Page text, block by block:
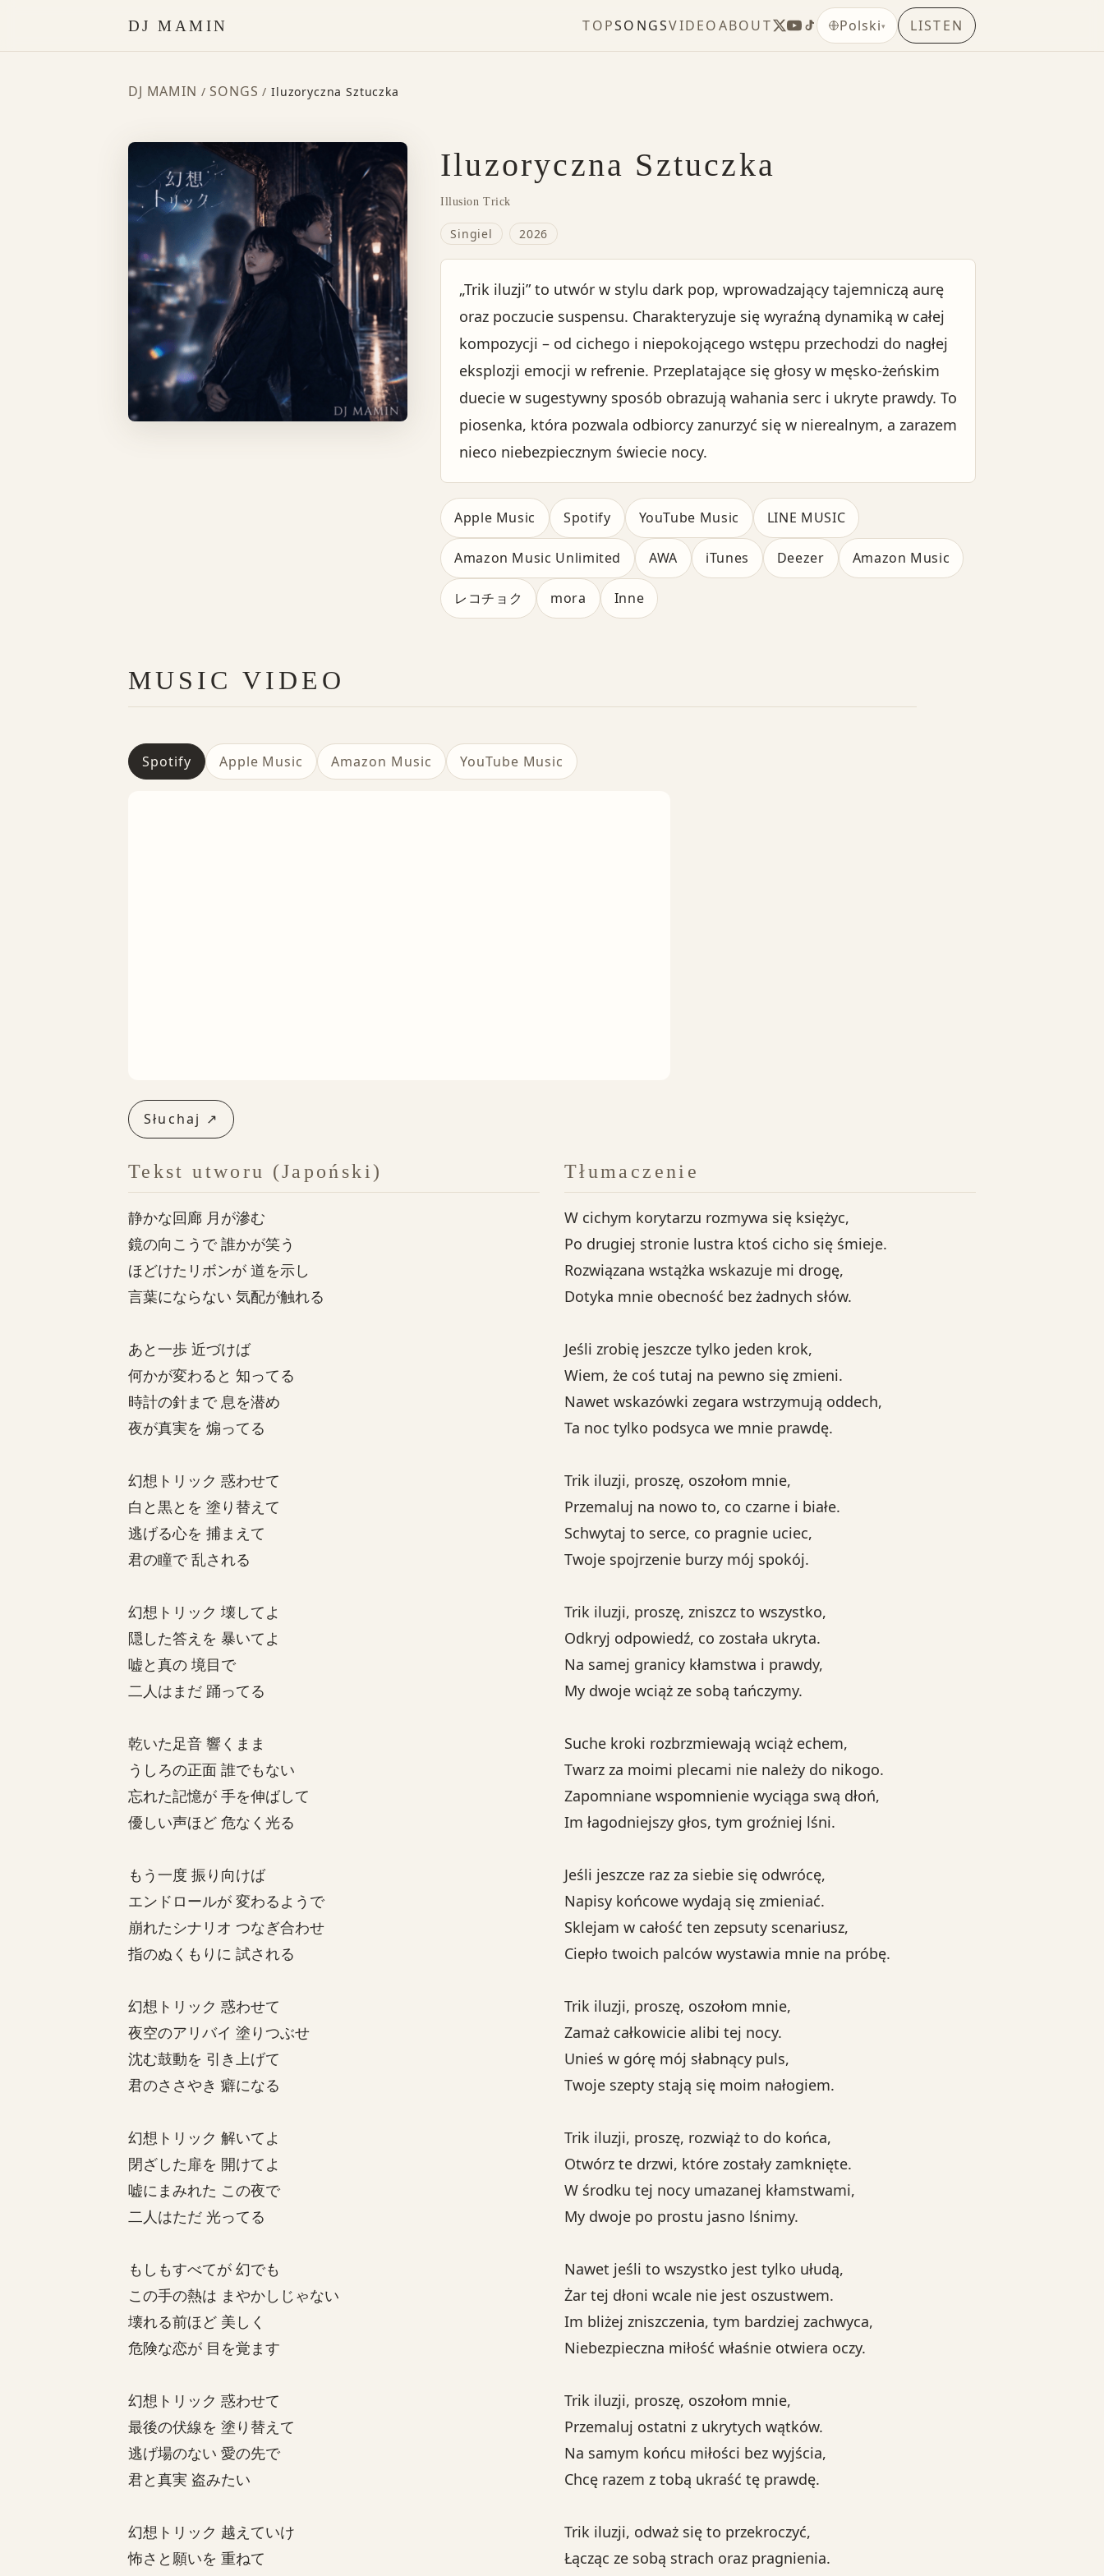
DJ MAMIN TOPSONGSVIDEOABOUT Polski▾ LISTEN
DJ MAMIN /SONGS / Iluzoryczna Sztuczka
Iluzoryczna Sztuczka
Illusion Trick
Singiel 2026
„Trik iluzji” to utwór w stylu dark pop, wprowadzający tajemniczą aurę
oraz poczucie suspensu. Charakteryzuje się wyraźną dynamiką w całej
kompozycji – od cichego i niepokojącego wstępu przechodzi do nagłej
eksplozji emocji w refrenie. Przeplatające się głosy w męsko-żeńskim
duecie w sugestywny sposób obrazują wahania serc i ukryte prawdy. To
piosenka, która pozwala odbiorcy zanurzyć się w nierealnym, a zarazem
nieco niebezpiecznym świecie nocy.
Apple Music Spotify YouTube Music LINE MUSIC
Amazon Music Unlimited AWA iTunes Deezer Amazon Music
レコチョク mora Inne
MUSIC VIDEO
Spotify Apple Music Amazon Music YouTube Music
Słuchaj ↗
Tekst utworu (Japoński)
静かな回廊 月が滲む
鏡の向こうで 誰かが笑う
ほどけたリボンが 道を示し
言葉にならない 気配が触れる
あと一歩 近づけば
何かが変わると 知ってる
時計の針まで 息を潜め
夜が真実を 煽ってる
幻想トリック 惑わせて
白と黒とを 塗り替えて
逃げる心を 捕まえて
君の瞳で 乱される
幻想トリック 壊してよ
隠した答えを 暴いてよ
嘘と真の 境目で
二人はまだ 踊ってる
乾いた足音 響くまま
うしろの正面 誰でもない
忘れた記憶が 手を伸ばして
優しい声ほど 危なく光る
もう一度 振り向けば
エンドロールが 変わるようで
崩れたシナリオ つなぎ合わせ
指のぬくもりに 試される
幻想トリック 惑わせて
夜空のアリバイ 塗りつぶせ
沈む鼓動を 引き上げて
君のささやき 癖になる
幻想トリック 解いてよ
閉ざした扉を 開けてよ
嘘にまみれた この夜で
二人はただ 光ってる
もしもすべてが 幻でも
この手の熱は まやかしじゃない
壊れる前ほど 美しく
危険な恋が 目を覚ます
幻想トリック 惑わせて
最後の伏線を 塗り替えて
逃げ場のない 愛の先で
君と真実 盗みたい
幻想トリック 越えていけ
怖さと願いを 重ねて
Tłumaczenie
W cichym korytarzu rozmywa się księżyc,
Po drugiej stronie lustra ktoś cicho się śmieje.
Rozwiązana wstążka wskazuje mi drogę,
Dotyka mnie obecność bez żadnych słów.
Jeśli zrobię jeszcze tylko jeden krok,
Wiem, że coś tutaj na pewno się zmieni.
Nawet wskazówki zegara wstrzymują oddech,
Ta noc tylko podsyca we mnie prawdę.
Trik iluzji, proszę, oszołom mnie,
Przemaluj na nowo to, co czarne i białe.
Schwytaj to serce, co pragnie uciec,
Twoje spojrzenie burzy mój spokój.
Trik iluzji, proszę, zniszcz to wszystko,
Odkryj odpowiedź, co została ukryta.
Na samej granicy kłamstwa i prawdy,
My dwoje wciąż ze sobą tańczymy.
Suche kroki rozbrzmiewają wciąż echem,
Twarz za moimi plecami nie należy do nikogo.
Zapomniane wspomnienie wyciąga swą dłoń,
Im łagodniejszy głos, tym groźniej lśni.
Jeśli jeszcze raz za siebie się odwrócę,
Napisy końcowe wydają się zmieniać.
Sklejam w całość ten zepsuty scenariusz,
Ciepło twoich palców wystawia mnie na próbę.
Trik iluzji, proszę, oszołom mnie,
Zamaż całkowicie alibi tej nocy.
Unieś w górę mój słabnący puls,
Twoje szepty stają się moim nałogiem.
Trik iluzji, proszę, rozwiąż to do końca,
Otwórz te drzwi, które zostały zamknięte.
W środku tej nocy umazanej kłamstwami,
My dwoje po prostu jasno lśnimy.
Nawet jeśli to wszystko jest tylko ułudą,
Żar tej dłoni wcale nie jest oszustwem.
Im bliżej zniszczenia, tym bardziej zachwyca,
Niebezpieczna miłość właśnie otwiera oczy.
Trik iluzji, proszę, oszołom mnie,
Przemaluj ostatni z ukrytych wątków.
Na samym końcu miłości bez wyjścia,
Chcę razem z tobą ukraść tę prawdę.
Trik iluzji, odważ się to przekroczyć,
Łącząc ze sobą strach oraz pragnienia.